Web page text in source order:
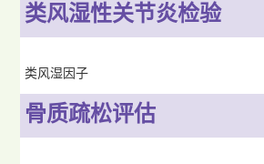
类风湿性关节炎检验
类风湿因子
骨质疏松评估